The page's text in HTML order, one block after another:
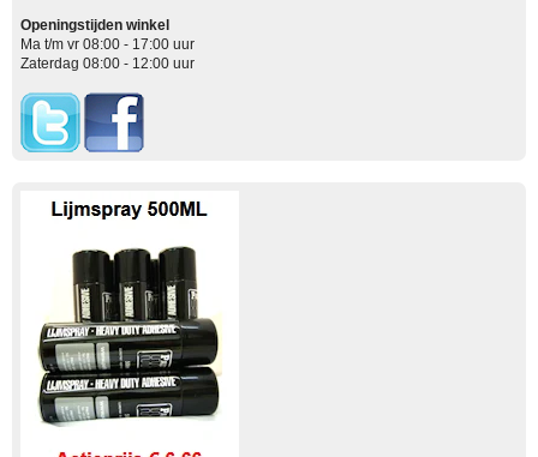
Openingstijden winkel
Ma t/m vr 08:00 - 17:00 uur
Zaterdag 08:00 - 12:00 uur